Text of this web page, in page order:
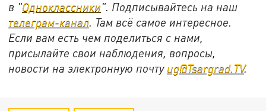
в "Одноклассники". Подписывайтесь на наш
телеграм-канал. Там всё самое интересное.
Если вам есть чем поделиться с нами,
присылайте свои наблюдения, вопросы,
новости на электронную почту ug@Tsargrad.TV.